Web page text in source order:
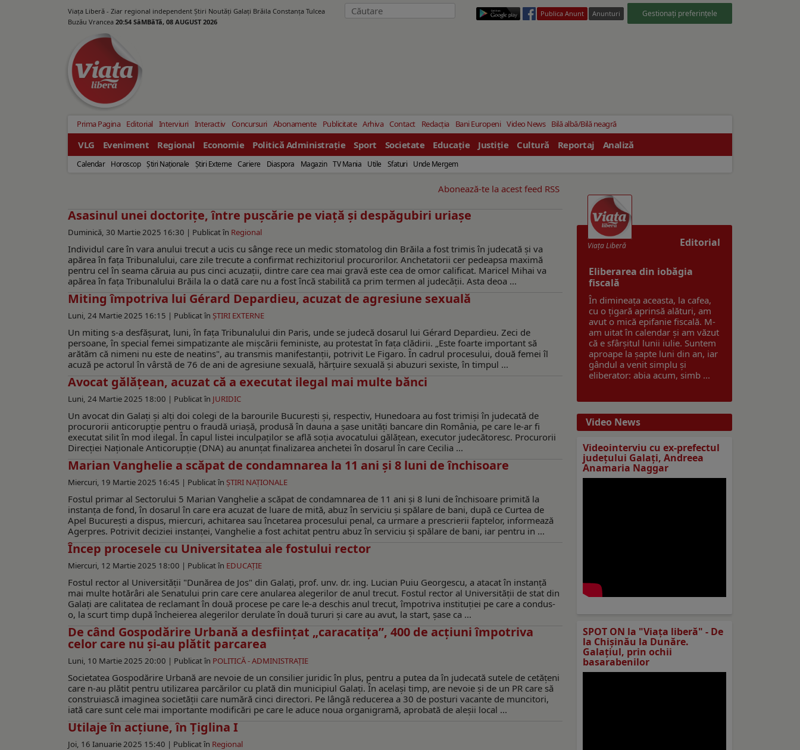
Viața Liberă - Ziar regional independent Știri Noutăți Galaţi Brăila Constanţa Tulcea
Buzău Vrancea 20:54 SâMBăTă, 08 AUGUST 2026
Publica Anunt Anunturi Gestionați preferințele
Prima Pagina Editorial Interviuri Interactiv Concursuri Abonamente Publicitate Arhiva Contact Redacția Bani Europeni Video News Bilă albă/Bilă neagră
VLG Eveniment Regional Economie Politică Administrație Sport Societate Educație Justiție Cultură Reportaj Analiză
Calendar Horoscop Ştiri Naţionale Ştiri Externe Cariere Diaspora Magazin TV Mania Utile Sfaturi Unde Mergem
Abonează-te la acest feed RSS
Asasinul unei doctorițe, între pușcărie pe viață și despăgubiri uriașe
Duminică, 30 Martie 2025 16:30 | Publicat în Regional
Individul care în vara anului trecut a ucis cu sânge rece un medic stomatolog din Brăila a fost trimis în judecată și va
apărea în fața Tribunalului, care zile trecute a confirmat rechizitoriul procurorilor. Anchetatorii cer pedeapsa maximă
pentru cel în seama căruia au pus cinci acuzații, dintre care cea mai gravă este cea de omor calificat. Maricel Mihai va
apărea în fața Tribunalului Brăila la o dată care nu a fost încă stabilită ca prim termen al judecății. Asta deoa ...
Miting împotriva lui Gérard Depardieu, acuzat de agresiune sexuală
Luni, 24 Martie 2025 16:15 | Publicat în ŞTIRI EXTERNE
Un miting s-a desfășurat, luni, în fața Tribunalului din Paris, unde se judecă dosarul lui Gérard Depardieu. Zeci de
persoane, în special femei simpatizante ale mișcării feministe, au protestat în fața clădirii. „Este foarte important să
arătăm că nimeni nu este de neatins", au transmis manifestanții, potrivit Le Figaro. În cadrul procesului, două femei îl
acuză pe actorul în vârstă de 76 de ani de agresiune sexuală, hărțuire sexuală și abuzuri sexiste, în timpul ...
Avocat gălățean, acuzat că a executat ilegal mai multe bănci
Luni, 24 Martie 2025 18:00 | Publicat în JURIDIC
Un avocat din Galați şi alți doi colegi de la barourile București și, respectiv, Hunedoara au fost trimiși în judecată de
procurorii anticorupție pentru o fraudă uriașă, produsă în dauna a șase unități bancare din România, pe care le-ar fi
executat silit în mod ilegal. În capul listei inculpaților se află soția avocatului gălățean, executor judecătoresc. Procurorii
Direcției Naționale Anticorupție (DNA) au anunțat finalizarea anchetei în dosarul în care Cecilia ...
Marian Vanghelie a scăpat de condamnarea la 11 ani și 8 luni de închisoare
Miercuri, 19 Martie 2025 16:45 | Publicat în ŞTIRI NAŢIONALE
Fostul primar al Sectorului 5 Marian Vanghelie a scăpat de condamnarea de 11 ani și 8 luni de închisoare primită la
instanța de fond, în dosarul în care era acuzat de luare de mită, abuz în serviciu și spălare de bani, după ce Curtea de
Apel București a dispus, miercuri, achitarea sau încetarea procesului penal, ca urmare a prescrierii faptelor, informează
Agerpres. Potrivit deciziei instanței, Vanghelie a fost achitat pentru abuz în serviciu și spălare de bani, iar pentru in ...
Încep procesele cu Universitatea ale fostului rector
Miercuri, 12 Martie 2025 18:00 | Publicat în EDUCAŢIE
Fostul rector al Universității "Dunărea de Jos" din Galați, prof. unv. dr. ing. Lucian Puiu Georgescu, a atacat în instanță
mai multe hotărâri ale Senatului prin care cere anularea alegerilor de anul trecut. Fostul rector al Universității de stat din
Galați are calitatea de reclamant în două procese pe care le-a deschis anul trecut, împotriva instituției pe care a condus-
o, la scurt timp după încheierea alegerilor derulate în două tururi și care au avut, la start, șase ca ...
De când Gospodărire Urbană a desfiinţat „caracatiţa”, 400 de acţiuni împotriva
celor care nu și-au plătit parcarea
Luni, 10 Martie 2025 20:00 | Publicat în POLITICĂ - ADMINISTRAŢIE
Societatea Gospodărire Urbană are nevoie de un consilier juridic în plus, pentru a putea da în judecată sutele de cetățeni
care n-au plătit pentru utilizarea parcărilor cu plată din municipiul Galați. În același timp, are nevoie și de un PR care să
construiască imaginea societății care numără cinci directori. Pe lângă reducerea a 30 de posturi vacante de muncitori,
iată care sunt cele mai importante modificări pe care le aduce noua organigramă, aprobată de aleșii local ...
Utilaje în acţiune, în Ţiglina I
Joi, 16 Ianuarie 2025 15:40 | Publicat în Regional
Editorial
Viaţa Liberă
Eliberarea din iobăgia
fiscală
În dimineața aceasta, la cafea,
cu o țigară aprinsă alături, am
avut o mică epifanie fiscală. M-
am uitat în calendar și am văzut
că e sfârșitul lunii iulie. Suntem
aproape la șapte luni din an, iar
gândul a venit simplu și
eliberator: abia acum, simb ...
Video News
Videointerviu cu ex-prefectul
judeţului Galaţi, Andreea
Anamaria Naggar
SPOT ON la "Viaţa liberă" - De
la Chișinău la Dunăre.
Galațiul, prin ochii
basarabenilor